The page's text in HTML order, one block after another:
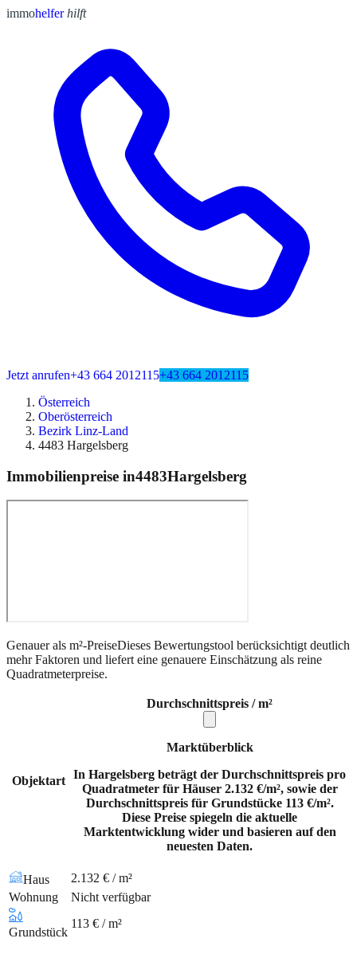
immohelfer hilft
Jetzt anrufen+43 664 2012115+43 664 2012115
Österreich
Oberösterreich
Bezirk Linz-Land
4483 Hargelsberg
Immobilienpreise in4483Hargelsberg
Genauer als m²-PreiseDieses Bewertungstool berücksichtigt deutlich
mehr Faktoren und liefert eine genauere Einschätzung als reine
Quadratmeterpreise.
Objektart
Durchschnittspreis / m²
Marktüberblick
In Hargelsberg beträgt der Durchschnittspreis pro
Quadratmeter für Häuser 2.132 €/m², sowie der
Durchschnittspreis für Grundstücke 113 €/m².
Diese Preise spiegeln die aktuelle
Marktentwicklung wider und basieren auf den
neuesten Daten.
Haus
2.132 € / m²
Wohnung
Nicht verfügbar
Grundstück
113 € / m²